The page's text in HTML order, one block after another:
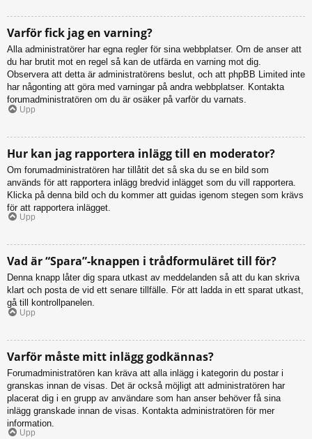
Varför fick jag en varning?
Alla administratörer har egna regler för sina webbplatser. Om de anser att
du har brutit mot en regel så kan de utfärda en varning mot dig.
Observera att detta är administratörens beslut, och att phpBB Limited inte
har någonting att göra med varningar på andra webbplatser. Kontakta
forumadministratören om du är osäker på varför du varnats.
Upp
Hur kan jag rapportera inlägg till en moderator?
Om forumadministratören har tillåtit det så ska du se en bild som
används för att rapportera inlägg bredvid inlägget som du vill rapportera.
Klicka på denna bild och du kommer att guidas igenom stegen som krävs
för att rapportera inlägget.
Upp
Vad är “Spara”-knappen i trådformuläret till för?
Denna knapp låter dig spara utkast av meddelanden så att du kan skriva
klart och posta de vid ett senare tillfälle. För att ladda in ett sparat utkast,
gå till kontrollpanelen.
Upp
Varför måste mitt inlägg godkännas?
Forumadministratören kan kräva att alla inlägg i kategorin du postar i
granskas innan de visas. Det är också möjligt att administratören har
placerat dig i en grupp av användare som han anser behöver få sina
inlägg granskade innan de visas. Kontakta administratören för mer
information.
Upp